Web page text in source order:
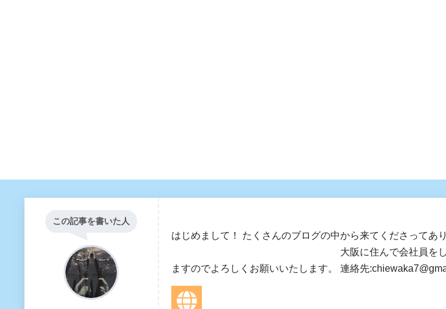
この記事を書いた人
はじめまして！ たくさんのブログの中から来てくださってあ
大阪に住んで会社員をしながらブログをは
ますのでよろしくお願いいたします。 連絡先